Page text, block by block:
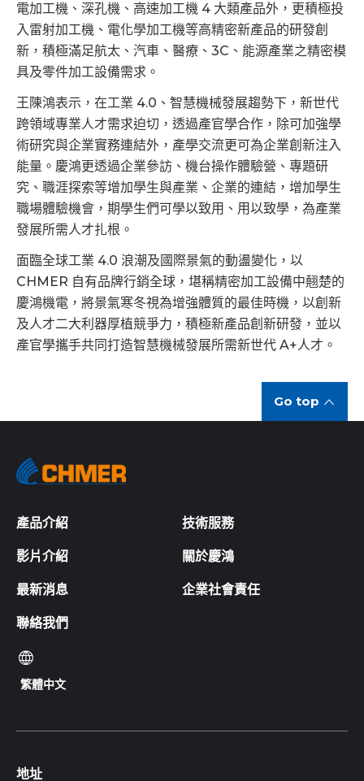
電加工機、深孔機、高速加工機 4 大類產品外，更積極投
入雷射加工機、電化學加工機等高精密新產品的研發創
新，積極滿足航太、汽車、醫療、3C、能源產業之精密模
具及零件加工設備需求。
王陳鴻表示，在工業 4.0、智慧機械發展趨勢下，新世代
跨領域專業人才需求迫切，透過產官學合作，除可加強學
術研究與企業實務連結外，產學交流更可為企業創新注入
能量。慶鴻更透過企業參訪、機台操作體驗營、專題研
究、職涯探索等增加學生與產業、企業的連結，增加學生
職場體驗機會，期學生們可學以致用、用以致學，為產業
發展所需人才扎根。
面臨全球工業 4.0 浪潮及國際景氣的動盪變化，以
CHMER 自有品牌行銷全球，堪稱精密加工設備中翹楚的
慶鴻機電，將景氣寒冬視為增強體質的最佳時機，以創新
及人才二大利器厚植競爭力，積極新產品創新研發，並以
產官學攜手共同打造智慧機械發展所需新世代 A+人才。
Go top
產品介紹 技術服務
影片介紹 關於慶鴻
最新消息 企業社會責任
聯絡我們
繁體中文
地址